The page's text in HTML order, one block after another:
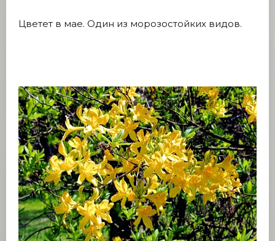
Цветет в мае. Один из морозостойких видов.